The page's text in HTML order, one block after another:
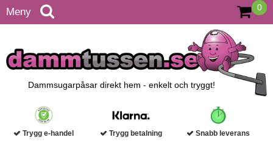
Meny 0
Dammsugarpåsar direkt hem - enkelt och tryggt!
Trygg e-handel Trygg betalning Snabb leverans